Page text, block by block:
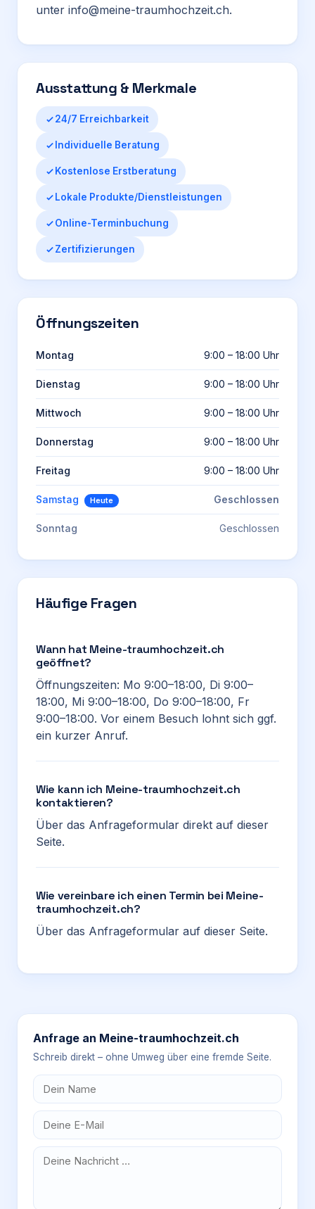
unter info@meine-traumhochzeit.ch.
Ausstattung & Merkmale
24/7 Erreichbarkeit
Individuelle Beratung
Kostenlose Erstberatung
Lokale Produkte/Dienstleistungen
Online-Terminbuchung
Zertifizierungen
Öffnungszeiten
Montag 9:00 – 18:00 Uhr
Dienstag 9:00 – 18:00 Uhr
Mittwoch 9:00 – 18:00 Uhr
Donnerstag 9:00 – 18:00 Uhr
Freitag 9:00 – 18:00 Uhr
Samstag Heute Geschlossen
Sonntag Geschlossen
Häufige Fragen
Wann hat Meine-traumhochzeit.ch
geöffnet?
Öffnungszeiten: Mo 9:00–18:00, Di 9:00–
18:00, Mi 9:00–18:00, Do 9:00–18:00, Fr
9:00–18:00. Vor einem Besuch lohnt sich ggf.
ein kurzer Anruf.
Wie kann ich Meine-traumhochzeit.ch
kontaktieren?
Über das Anfrageformular direkt auf dieser
Seite.
Wie vereinbare ich einen Termin bei Meine-
traumhochzeit.ch?
Über das Anfrageformular auf dieser Seite.
Anfrage an Meine-traumhochzeit.ch
Schreib direkt – ohne Umweg über eine fremde Seite.